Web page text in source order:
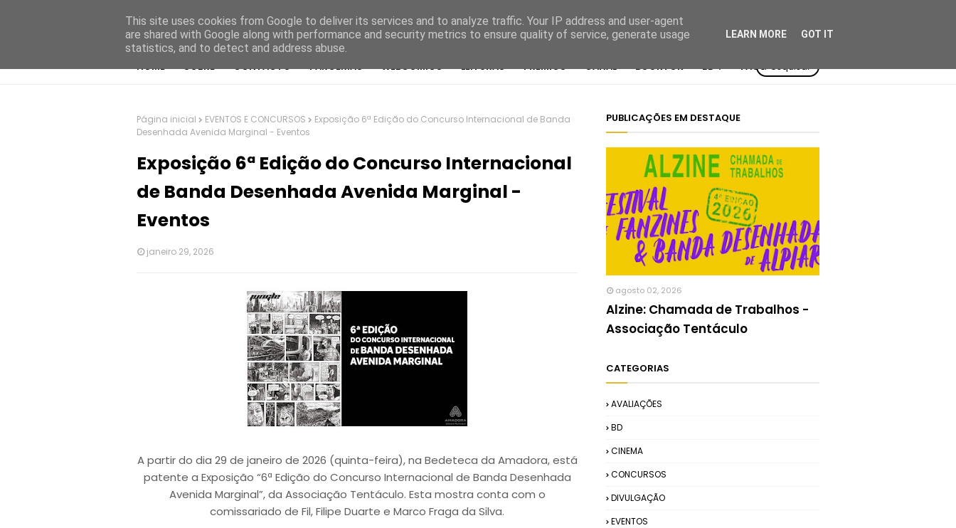
HOME SOBRE CONTACTO PARCERIAS WEBCOMICS LEITURAS PRÉMIOS CANAL BOOKTOK BD²: TAGSPesquisar
Página inicial EVENTOS E CONCURSOS
Exposição 6ª Edição do Concurso Internacional de Banda
Desenhada Avenida Marginal - Eventos
Exposição 6ª Edição do Concurso Internacional
de Banda Desenhada Avenida Marginal -
Eventos
janeiro 29, 2026
A partir do dia 29 de janeiro de 2026 (quinta-feira), na Bedeteca da Amadora, está
patente a Exposição “6ª Edição do Concurso Internacional de Banda Desenhada
Avenida Marginal”, da Associação Tentáculo. Esta mostra conta com o
comissariado de Fil, Filipe Duarte e Marco Fraga da Silva.
PUBLICAÇÕES EM DESTAQUE
agosto 02, 2026
Alzine: Chamada de Trabalhos -
Associação Tentáculo
CATEGORIAS
AVALIAÇÕES
BD
CINEMA
CONCURSOS
DIVULGAÇÃO
EVENTOS
This site uses cookies from Google to deliver its services and to analyze traffic. Your IP address and user-agent
are shared with Google along with performance and security metrics to ensure quality of service, generate usage
statistics, and to detect and address abuse.
LEARN MORE GOT IT